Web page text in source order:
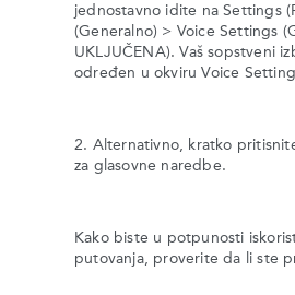
jednostavno idite na Settings
(Generalno) > Voice Settings
UKLJUČENA). Vaš sopstveni
određen u okviru Voice
2. Alternativno, kratko
za glasovne naredbe.
Kako biste u potpunosti
putovanja, proverite da li ste